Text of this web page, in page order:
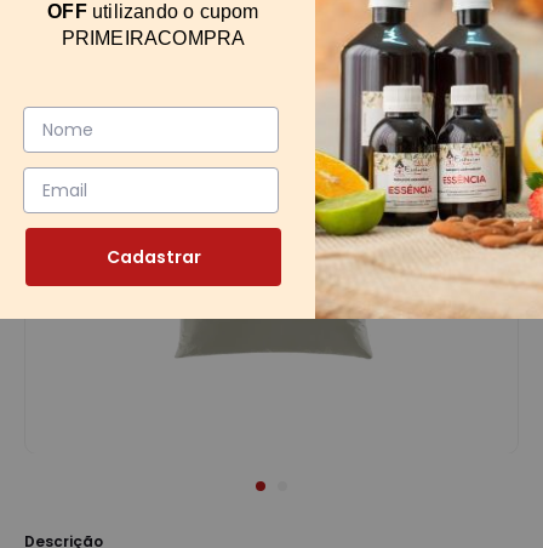
11692
Descrição
OFFutilizando o cupom
PRIMEIRACOMPRA
Cadastrar